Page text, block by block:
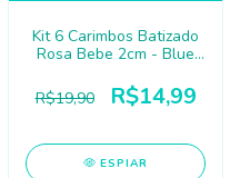
Kit 6 Carimbos Batizado
Rosa Bebe 2cm - Blue
R$19,90
R$14,99
ESPIAR